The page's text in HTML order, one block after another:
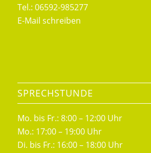
Tel.: 06592-985277
E-Mail schreiben
SPRECHSTUNDE
Mo. bis Fr.: 8:00 – 12:00 Uhr
Mo.: 17:00 – 19:00 Uhr
Di. bis Fr.: 16:00 – 18:00 Uhr